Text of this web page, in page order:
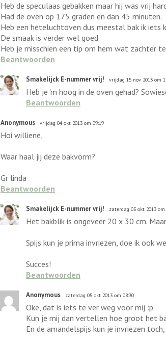
Heb de speculaas gebakken maar hij was vrij
Had de oven op 175 graden en dan 45 minuten.
Heb een heteluchtoven dus meestal bak ik iets
De smaak is verder wel goed.
Heb je misschien een tip om hem wat zachter
Beantwoorden
Smakelijck E-nummer vrij! vrijdag 15 nov 2013 om
Heb je 'm hoog in de oven gehad?
Beantwoorden
Anonymous vrijdag 04 okt 2013 om 09:19
Hoi williene,
Waar haal jij deze bakvorm?
Gr linda
Beantwoorden
Smakelijck E-nummer vrij! zaterdag 05 okt 2013 om
Het bakblik is ongeveer 20 x 30 cm.
Spijs kun je prima invriezen, doe ik ook
Succes!
Beantwoorden
Anonymous zaterdag 05 okt 2013 om 08:30
Oke, dat is iets te ver weg voor mij :p
Kun je mij dan vertellen hoe groot het
En de amandelspijs kun je invriezen